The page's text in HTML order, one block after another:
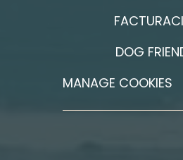
DOG
MANAGE COOKIES